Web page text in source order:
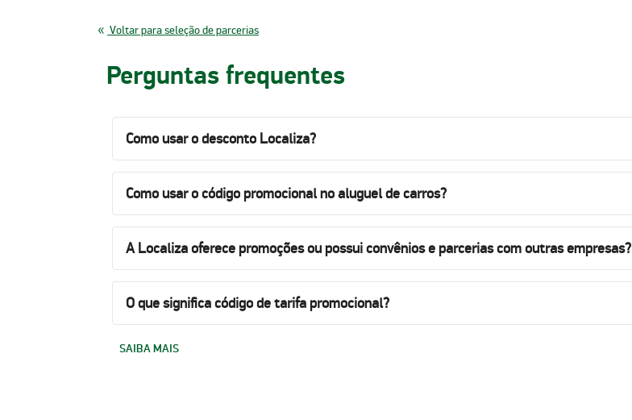
Voltar para seleção de parcerias
Perguntas frequentes
Como usar o desconto Localiza?
Como usar o código promocional no aluguel de carros?
A Localiza oferece promoções ou possui convênios e parcerias com outras empresas?
O que significa código de tarifa promocional?
SAIBA MAIS